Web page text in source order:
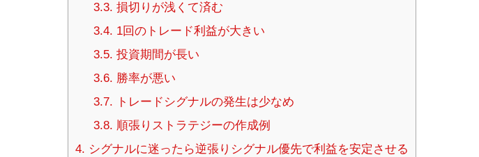
3.3. 損切りが浅くて済む
3.4. 1回のトレード利益が大きい
3.5. 投資期間が長い
3.6. 勝率が悪い
3.7. トレードシグナルの発生は少なめ
3.8. 順張りストラテジーの作成例
4. シグナルに迷ったら逆張りシグナル優先で利益を安定させる